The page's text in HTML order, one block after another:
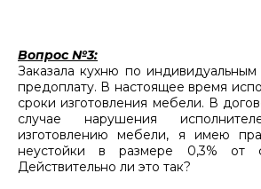
Вопрос №3:
Заказала кухню по
предоплату. В настоящее время
сроки изготовления мебели. В
случае нарушения
изготовлению мебели, я имею
неустойки в размере 0,3% от
Действительно ли это так?